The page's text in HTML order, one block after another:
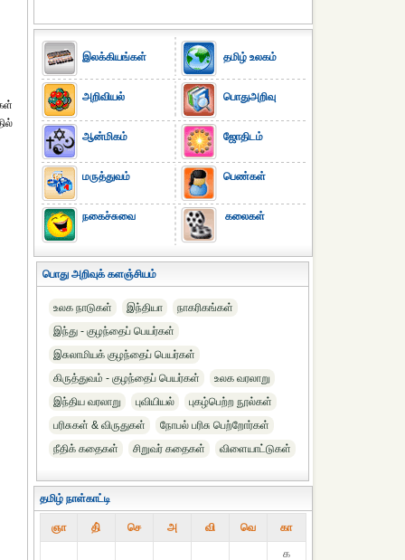
இலக்கியங்கள்
அறிவியல்
ஆன்மிகம்
மருத்துவம்
நகைச்சுவை
தமிழ் உலகம்
பொதுஅறிவு
ஜோதிடம்
பெண்கள்
கலைகள்
பொது அறிவுக் களஞ்சியம்
உலக நாடுகள் இந்தியா
நாகரிகங்கள்
இந்து - குழந்தைப் பெயர்கள்
இசுலாமியக் குழந்தைப் பெயர்கள்
கிருத்துவம் - குழந்தைப் பெயர்கள்
உலக வரலாறு
இந்திய வரலாறு
புவியியல்
புகழ்பெற்ற நூல்கள்
பரிசுகள் & விருதுகள்
நோபல் பரிசு‎ பெற்றோர்‎கள்
நீதிக் கதைகள்
சிறுவர் கதைகள் விளையாட்டுகள்
தமிழ் நாள்காட்டி
ஞா தி் செ அ வி வெ கா
௧